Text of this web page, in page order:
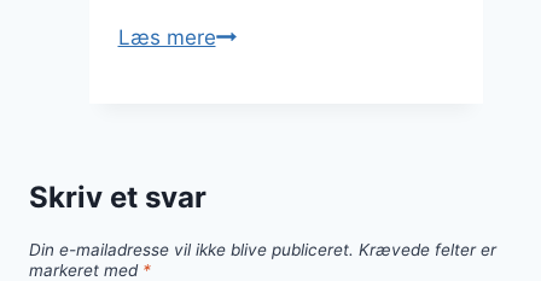
Læs merePaprikagryde
Skriv et svar
Din e-mailadresse vil ikke blive publiceret. Krævede felter er
markeret med *